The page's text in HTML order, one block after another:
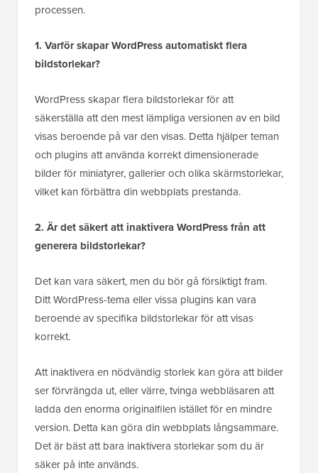
processen.
1. Varför skapar WordPress automatiskt flera
bildstorlekar?
WordPress skapar flera bildstorlekar för att
säkerställa att den mest lämpliga versionen av en bild
visas beroende på var den visas. Detta hjälper teman
och plugins att använda korrekt dimensionerade
bilder för miniatyrer, gallerier och olika skärmstorlekar,
vilket kan förbättra din webbplats prestanda.
2. Är det säkert att inaktivera WordPress från att
generera bildstorlekar?
Det kan vara säkert, men du bör gå försiktigt fram.
Ditt WordPress-tema eller vissa plugins kan vara
beroende av specifika bildstorlekar för att visas
korrekt.
Att inaktivera en nödvändig storlek kan göra att bilder
ser förvrängda ut, eller värre, tvinga webbläsaren att
ladda den enorma originalfilen istället för en mindre
version. Detta kan göra din webbplats långsammare.
Det är bäst att bara inaktivera storlekar som du är
säker på inte används.